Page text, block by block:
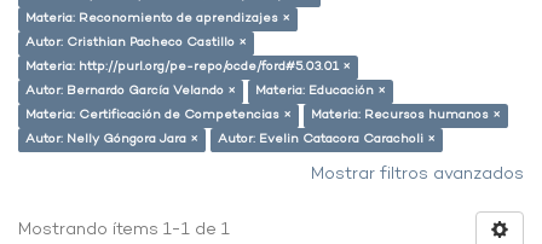
Materia: Reconomiento de aprendizajes ×
Autor: Cristhian Pacheco Castillo ×
Materia: http://purl.org/pe-repo/ocde/ford#5.03.01 ×
Autor: Bernardo García Velando ×
Materia: Educación ×
Materia: Certificación de Competencias ×
Materia: Recursos humanos ×
Autor: Nelly Góngora Jara ×
Autor: Evelin Catacora Caracholi ×
Mostrar filtros avanzados
Mostrando ítems 1-1 de 1